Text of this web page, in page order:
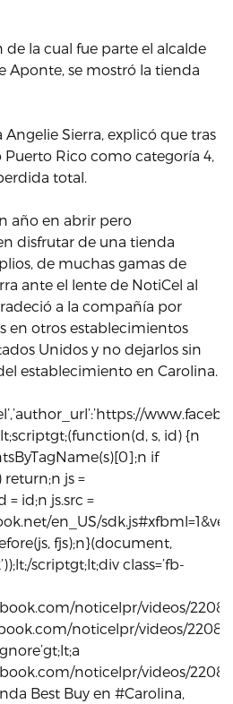
la cual fue parte el alcalde
Aponte, se mostró la tienda
Sierra, explicó que tras
Rico como categoría 4,
total.
año en abrir pero
disfrutar de una tienda
de muchas gamas de
ante el lente de NotiCel al
a la compañía por
en otros establecimientos
Unidos y no dejarlos sin
establecimiento en Carolina.
s, id) {n
if
js =
= id;n js.src =
en_US/
fjs);n}(document,
scriptgt;lt;div class=’fb-
noticelpr/videos/
noticelpr/videos/
noticelpr/videos/
Best Buy en #Carolina,